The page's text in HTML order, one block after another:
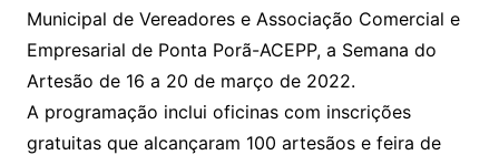
Municipal de Vereadores e Associação Comercial e
Empresarial de Ponta Porã-ACEPP, a Semana do
Artesão de 16 a 20 de março de 2022.
A programação inclui oficinas com inscrições
gratuitas que alcançaram 100 artesãos e feira de